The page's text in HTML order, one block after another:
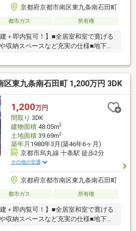
京都府京都市南区東九条南石田町
都市ガス 所有権
＋即内覧可！】■全居室和室で寛げる
収納スペースなど充実の仕様■地下鉄
の利便性
区東九条南石田町 1,200万円 3DK
1,200万円
間取り 3DK
建物面積48.05m2
土地面積39.69m2
築年月 1980年3月(築46年6ヶ月)
京都市烏丸線 十条駅 徒歩2分
その他の交通
京都府京都市南区東九条南石田町
都市ガス 所有権
＋即内覧可！】■全居室和室で寛げる
収納スペースなど充実の仕様■地下鉄